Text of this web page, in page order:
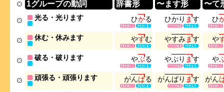
1グループの動詞 辞書形 〜ます形 〜て
光る・光ります ひかる ひかり ます ひ
休む・休みます やすむ やすみます や
破る・破ります やぶる やぶ り ます や
頑張る・頑張ります がんばる がんばり ます がん